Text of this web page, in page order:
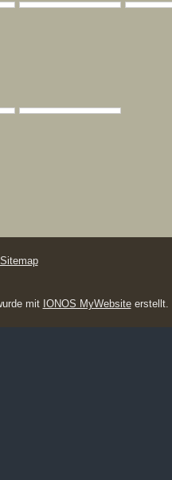
Sitemap
mit IONOS MyWebsiteerstellt.